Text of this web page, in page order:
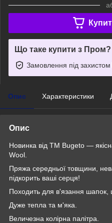
Що таке купити з Пром?
Замовлення під захистом
Опис Характеристики
Опис
Новинка від TM Bugeto —
Wool.
Пряжа середньої товщини,
підкорить ваші серця!
Походить для в'язання шапок,
Дуже тепла та м'яка.
Величезна колірна палітра.